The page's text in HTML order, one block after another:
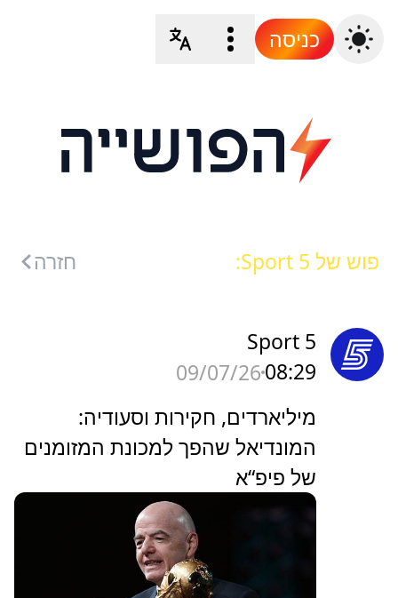
כניסה
פוש של Sport 5: חזרה
Sport 5
08:29
09/07/26
מיליארדים, חקירות וסעודיה:
המונדיאל שהפך למכונת המזומנים
של פיפ“א